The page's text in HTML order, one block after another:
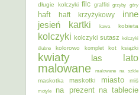
długie kolczyki filc graffiti grzyby góry
haft haft krzyżykowy inne
jesień kartki kawa kobieta
kolczyki kolczyki sutasz kolczyki
ślubne
kolorowo komplet kot książki
kwiaty las lato
malowane malowane na szkle
maskotka maskotki miasto miś
motyle na prezent na tablecie